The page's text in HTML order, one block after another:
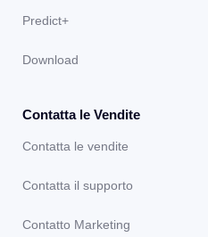
Predict+
Download
Contatta le Vendite
Contatta le vendite
Contatta il supporto
Contatto Marketing